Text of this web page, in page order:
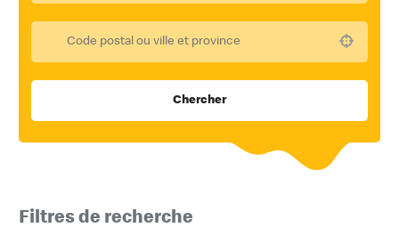
Chercher
Filtres de recherche